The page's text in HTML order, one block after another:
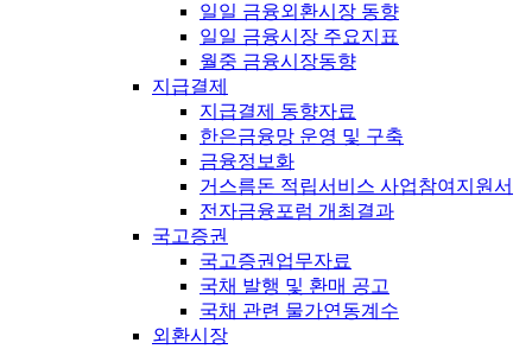
일일 금융외환시장 동향
일일 금융시장 주요지표
월중 금융시장동향
지급결제
지급결제 동향자료
한은금융망 운영 및 구축
금융정보화
거스름돈 적립서비스 사업참여지원서
전자금융포럼 개최결과
국고증권
국고증권업무자료
국채 발행 및 환매 공고
국채 관련 물가연동계수
외환시장